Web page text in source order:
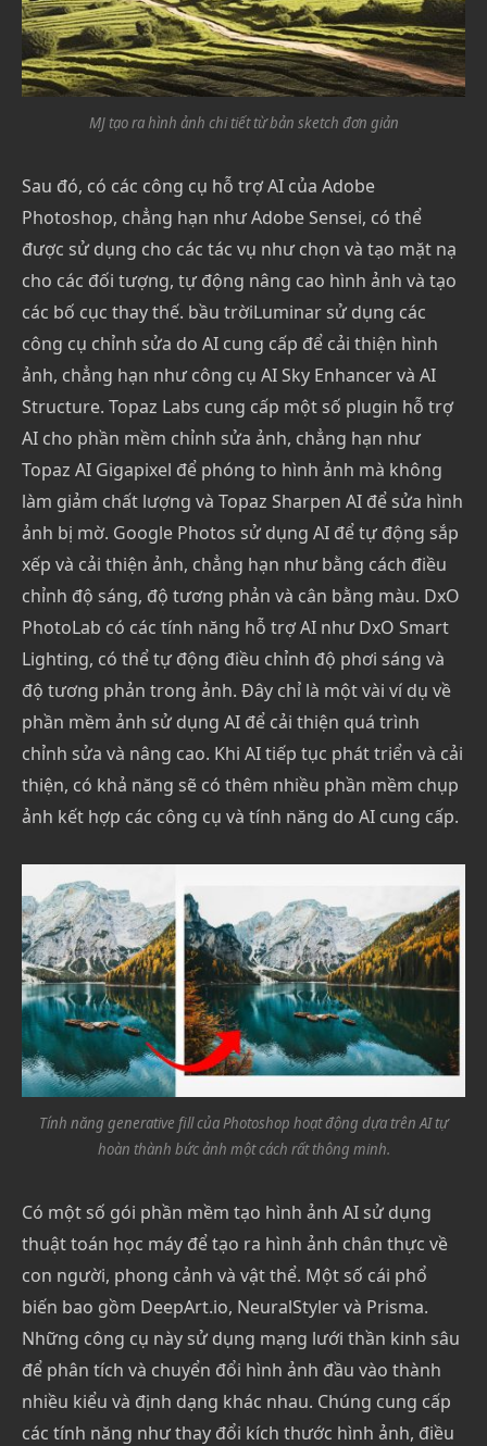
MJ tạo ra hình ảnh chi tiết từ bản sketch đơn giản
Sau đó, có các công cụ hỗ trợ AI của Adobe
Photoshop, chẳng hạn như Adobe Sensei, có thể
được sử dụng cho các tác vụ như chọn và tạo mặt nạ
cho các đối tượng, tự động nâng cao hình ảnh và tạo
các bố cục thay thế. bầu trờiLuminar sử dụng các
công cụ chỉnh sửa do AI cung cấp để cải thiện hình
ảnh, chẳng hạn như công cụ AI Sky Enhancer và AI
Structure. Topaz Labs cung cấp một số plugin hỗ trợ
AI cho phần mềm chỉnh sửa ảnh, chẳng hạn như
Topaz AI Gigapixel để phóng to hình ảnh mà không
làm giảm chất lượng và Topaz Sharpen AI để sửa hình
ảnh bị mờ. Google Photos sử dụng AI để tự động sắp
xếp và cải thiện ảnh, chẳng hạn như bằng cách điều
chỉnh độ sáng, độ tương phản và cân bằng màu. DxO
PhotoLab có các tính năng hỗ trợ AI như DxO Smart
Lighting, có thể tự động điều chỉnh độ phơi sáng và
độ tương phản trong ảnh. Đây chỉ là một vài ví dụ về
phần mềm ảnh sử dụng AI để cải thiện quá trình
chỉnh sửa và nâng cao. Khi AI tiếp tục phát triển và cải
thiện, có khả năng sẽ có thêm nhiều phần mềm chụp
ảnh kết hợp các công cụ và tính năng do AI cung cấp.
Tính năng generative fill của Photoshop hoạt động dựa trên AI tự
hoàn thành bức ảnh một cách rất thông minh.
Có một số gói phần mềm tạo hình ảnh AI sử dụng
thuật toán học máy để tạo ra hình ảnh chân thực về
con người, phong cảnh và vật thể. Một số cái phổ
biến bao gồm DeepArt.io, NeuralStyler và Prisma.
Những công cụ này sử dụng mạng lưới thần kinh sâu
để phân tích và chuyển đổi hình ảnh đầu vào thành
nhiều kiểu và định dạng khác nhau. Chúng cung cấp
các tính năng như thay đổi kích thước hình ảnh, điều